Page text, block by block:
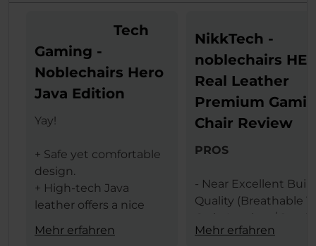
Tech
Gaming -
Noblechairs Hero
Java Edition
Yay!
+ Safe yet comfortable
design.
+ High-tech Java
leather offers a nice
+ The same leather
Mehr erfahren
NikkTech -
noblechairs
Real Leather
Premium
Chair Review
PROS
- Near Excellent
Quality (Breathable
Grain Leather / Steel
Frame)
Mehr erfahren